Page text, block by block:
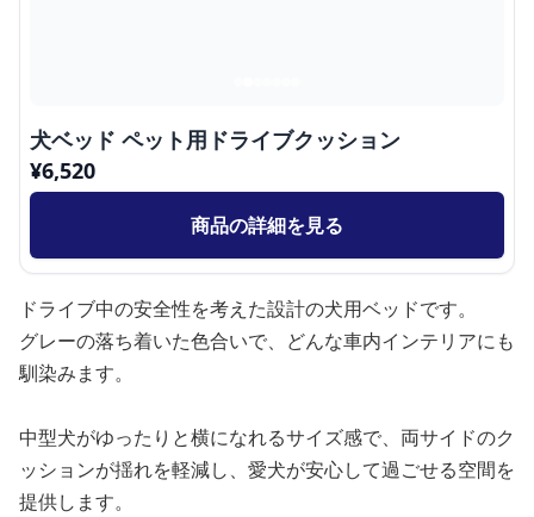
犬ベッド ペット用ドライブクッション
¥6,520
商品の詳細を見る
ドライブ中の安全性を考えた設計の犬用ベッドです。
グレーの落ち着いた色合いで、どんな車内インテリアにも
馴染みます。
中型犬がゆったりと横になれるサイズ感で、両サイドのク
ッションが揺れを軽減し、愛犬が安心して過ごせる空間を
提供します。